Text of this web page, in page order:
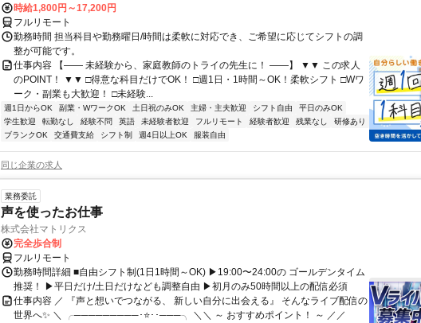
時給1,800円～17,200円
フルリモート
勤務時間 担当科目や勤務曜日/時間は柔軟に対応でき、ご希望に応じてシフトの調
整が可能です。
仕事内容 【―― 未経験から、家庭教師のトライの先生に！ ――】 ▼▼ この求人
のPOINT！ ▼▼ □得意な科目だけでOK！ □週1日・1時間～OK！柔軟シフト □Wワ
ーク・副業も大歓迎！ □未経験...
週1日からOK 副業・WワークOK 土日祝のみOK 主婦・主夫歓迎 シフト自由
平日のみOK
学生歓迎
転勤なし 経験不問 英語 未経験者歓迎 フルリモート 経験者歓迎 残業なし
研修あり
ブランクOK
交通費支給 シフト制 週4日以上OK 服装自由
同じ企業の求人
業務委託
声を使ったお仕事
株式会社マトリクス
完全歩合制
フルリモート
勤務時間詳細 ■自由シフト制(1日1時間～OK) ▶19:00〜24:00の ゴールデンタイム
推奨！ ▶平日だけ/土日だけなども調整自由 ▶初月のみ50時間以上の配信必須
仕事内容 ／ 『声と想いでつながる、 新しい自分に出会える』 そんなライブ配信の
世界へ✨ ＼ ╭─────────･⭐･･───╮ ＼＼ ～ おすすめポイント！ ～ ／／